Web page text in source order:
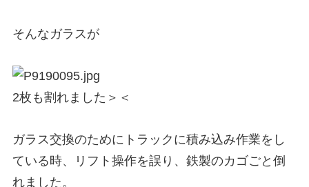
そんなガラスが
2枚も割れました＞＜
ガラス交換のためにトラックに積み込み作業をし
ている時、リフト操作を誤り、鉄製のカゴごと倒
れました。